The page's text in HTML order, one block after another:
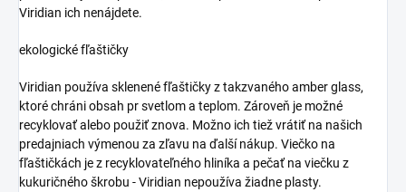
Viridian ich nenájdete.
ekologické fľaštičky
Viridian používa sklenené fľaštičky z takzvaného amber glass,
ktoré chráni obsah pr svetlom a teplom. Zároveň je možné
recyklovať alebo použiť znova. Možno ich tiež vrátiť na našich
predajniach výmenou za zľavu na ďalší nákup. Viečko na
fľaštičkách je z recyklovateľného hliníka a pečať na viečku z
kukuričného škrobu - Viridian nepoužíva žiadne plasty.